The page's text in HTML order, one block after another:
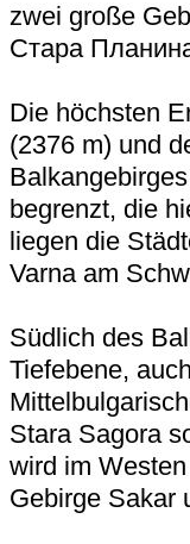
zwei große
Стара
Die höchsten
(2376 m) und
begrenzt, die
liegen die
Varna am
Südlich des
Tiefebene,
Stara Sagora
wird im
Gebirge Sakar